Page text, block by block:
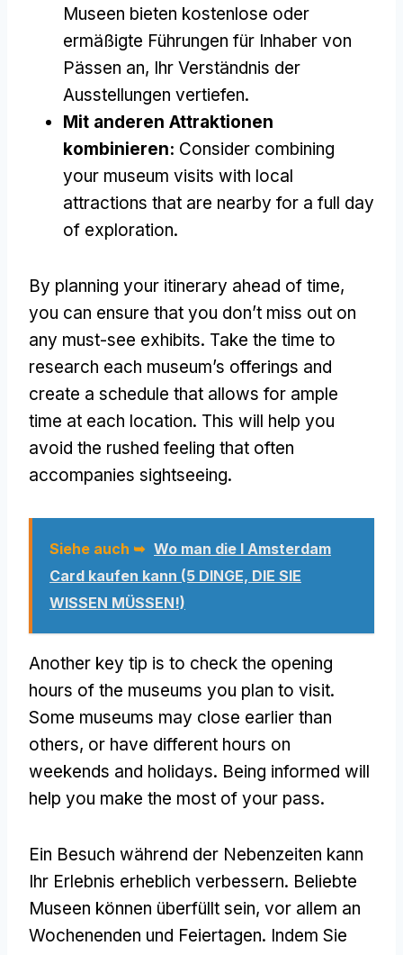
Museen bieten kostenlose oder
ermäßigte Führungen für Inhaber von
Pässen an, Ihr Verständnis der
Ausstellungen vertiefen.
Mit anderen Attraktionen
kombinieren: Consider combining
your museum visits with local
attractions that are nearby for a full day
of exploration.
By planning your itinerary ahead of time,
you can ensure that you don’t miss out on
any must-see exhibits. Take the time to
research each museum’s offerings and
create a schedule that allows for ample
time at each location. This will help you
avoid the rushed feeling that often
accompanies sightseeing.
Siehe auch ➥ Wo man die I Amsterdam
Card kaufen kann (5 DINGE, DIE SIE
WISSEN MÜSSEN!)
Another key tip is to check the opening
hours of the museums you plan to visit.
Some museums may close earlier than
others, or have different hours on
weekends and holidays. Being informed will
help you make the most of your pass.
Ein Besuch während der Nebenzeiten kann
Ihr Erlebnis erheblich verbessern. Beliebte
Museen können überfüllt sein, vor allem an
Wochenenden und Feiertagen. Indem Sie